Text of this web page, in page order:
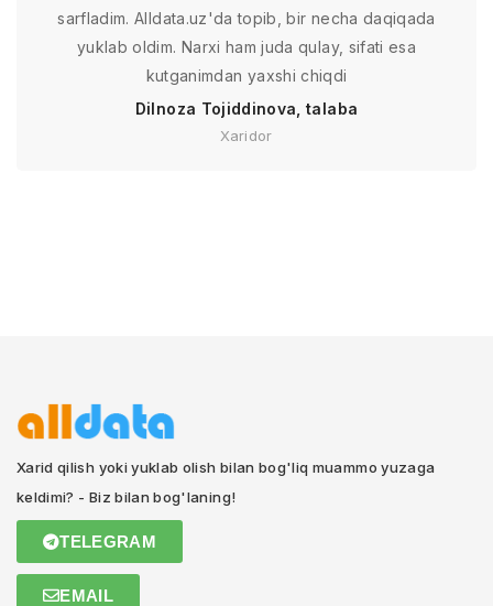
sarfladim. Alldata.uz'da topib, bir necha daqiqada
yuklab oldim. Narxi ham juda qulay, sifati esa
kutganimdan yaxshi chiqdi
Dilnoza Tojiddinova, talaba
Xaridor
Xarid qilish yoki yuklab olish bilan bog'liq muammo yuzaga
keldimi? - Biz bilan bog'laning!
TELEGRAM
EMAIL